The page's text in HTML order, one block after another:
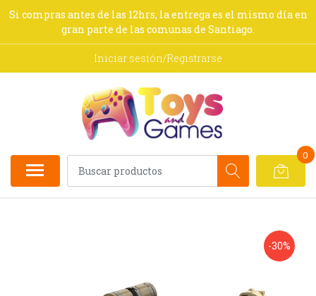
Si compras antes de las 12hrs, la entrega es el mismo día en
gran parte de las comunas de Santiago.
Iniciar sesión/Registrarse
0
-30%